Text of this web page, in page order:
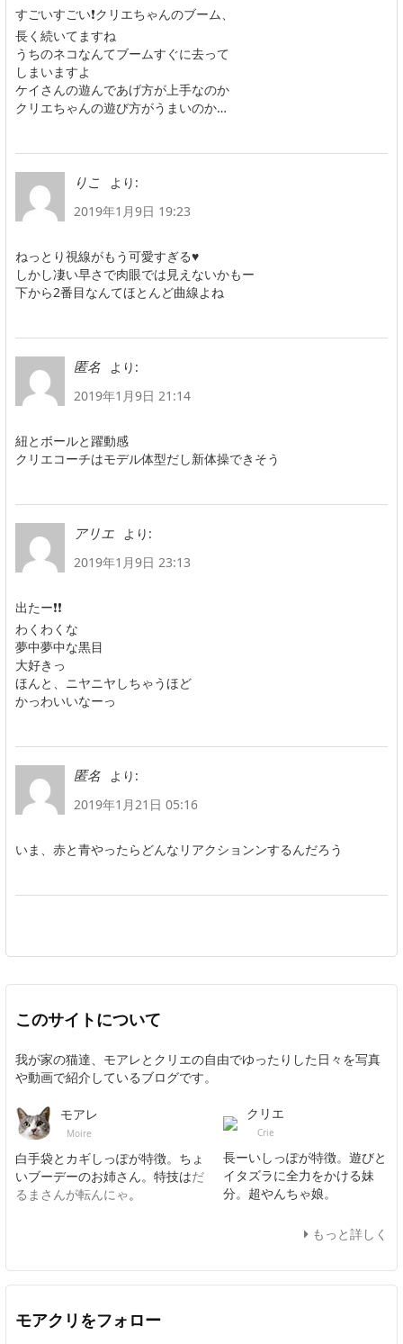
すごいすごい❗クリエちゃんのブーム、
長く続いてますね
うちのネコなんてブームすぐに去って
しまいますよ
ケイさんの遊んであげ方が上手なのか
クリエちゃんの遊び方がうまいのか…
りこ
より:
2019年1月9日 19:23
ねっとり視線がもう可愛すぎる♥
しかし凄い早さで肉眼では見えないかもー
下から2番目なんてほとんど曲線よね
匿名
より:
2019年1月9日 21:14
紐とボールと躍動感
クリエコーチはモデル体型だし新体操できそう
アリエ
より:
2019年1月9日 23:13
出たー❗❗
わくわくな
夢中夢中な黒目
大好きっ
ほんと、ニヤニヤしちゃうほど
かっわいいなーっ
匿名
より:
2019年1月21日 05:16
いま、赤と青やったらどんなリアクションンするんだろう
このサイトについて
我が家の猫達、モアレとクリエの自由でゆったりした日々を写真
や動画で紹介しているブログです。
モアレ
Moire
白手袋とカギしっぽが特徴。ちょ
いブーデーのお姉さん。特技はだ
るまさんが転んにゃ。
クリエ
Crie
長ーいしっぽが特徴。遊びと
イタズラに全力をかける妹
分。超やんちゃ娘。
もっと詳しく
モアクリをフォロー